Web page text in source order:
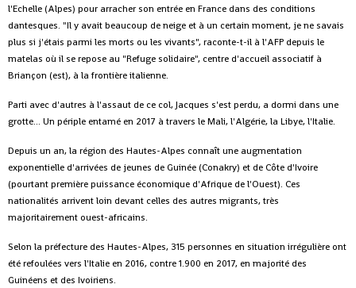
l'Echelle (Alpes) pour arracher son entrée en France dans des conditions
dantesques. "Il y avait beaucoup de neige et à un certain moment, je ne savais
plus si j'étais parmi les morts ou les vivants", raconte-t-il à l'AFP depuis le
matelas où il se repose au "Refuge solidaire", centre d'accueil associatif à
Briançon (est), à la frontière italienne.
Parti avec d'autres à l'assaut de ce col, Jacques s'est perdu, a dormi dans une
grotte... Un périple entamé en 2017 à travers le Mali, l'Algérie, la Libye, l'Italie.
Depuis un an, la région des Hautes-Alpes connaît une augmentation
exponentielle d'arrivées de jeunes de Guinée (Conakry) et de Côte d'Ivoire
(pourtant première puissance économique d'Afrique de l'Ouest). Ces
nationalités arrivent loin devant celles des autres migrants, très
majoritairement ouest-africains.
Selon la préfecture des Hautes-Alpes, 315 personnes en situation irrégulière ont
été refoulées vers l'Italie en 2016, contre 1.900 en 2017, en majorité des
Guinéens et des Ivoiriens.